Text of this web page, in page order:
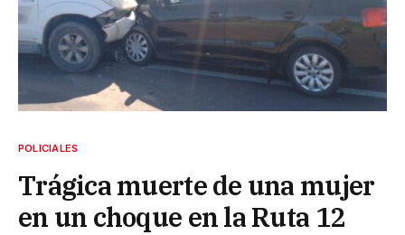
POLICIALES
Trágica muerte de una mujer
en un choque en la Ruta 12